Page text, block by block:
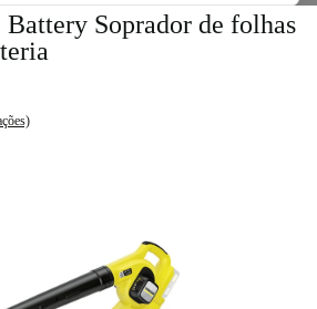
Soprador de folhas